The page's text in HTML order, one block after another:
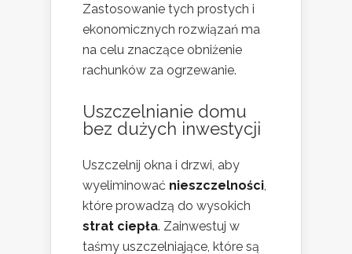
Zastosowanie tych prostych i
ekonomicznych rozwiązań ma
na celu znaczące obniżenie
rachunków za ogrzewanie.
Uszczelnianie domu
bez dużych inwestycji
Uszczelnij okna i drzwi, aby
wyeliminować nieszczelności
które prowadzą do wysokich
strat ciepła. Zainwestuj w
taśmy uszczelniające, które są